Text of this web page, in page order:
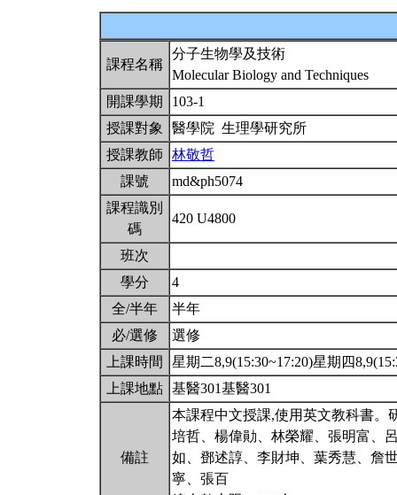
課程名稱
分子生物學及技術
Molecular Biology and Techniques
開課學期
103-1
授課對象
醫學院 生理學研究所
授課教師
林敬哲
課號
md&ph5074
課程識別
碼
420 U4800
班次
學分
4
全/半年
半年
必/選修
選修
上課時間
星期二8,9(15:30~17:20)星期四
上課地點 基醫301基醫301
備註
本課程中文授課,使用英文教科書。
培哲、楊偉勛、林榮耀、張明富、
如、鄧述諄、李財坤、葉秀慧、詹
寧、張百